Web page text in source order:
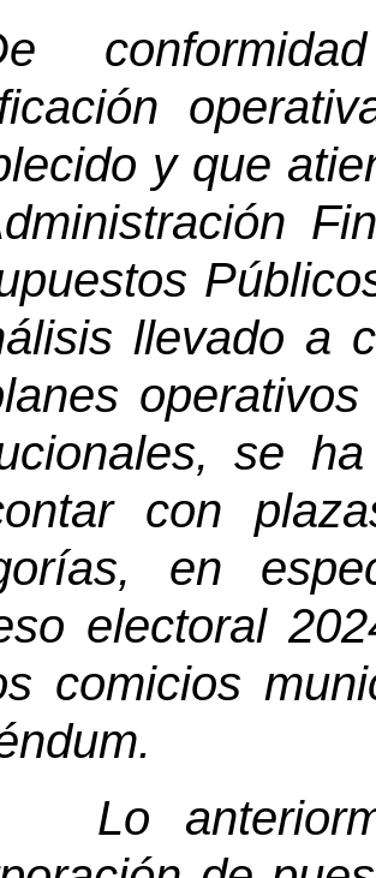
y que
llevado a
se
con
en
electoral
comicios
Lo